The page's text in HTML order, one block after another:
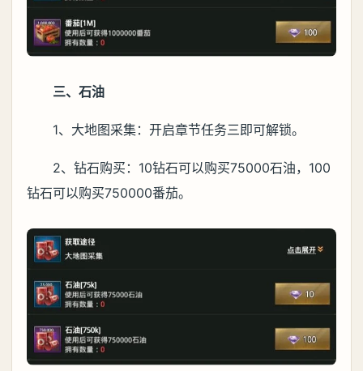
三、石油
1、大地图采集：开启章节任务三即可解锁。
2、钻石购买：10钻石可以购买75000石油，100
钻石可以购买750000番茄。